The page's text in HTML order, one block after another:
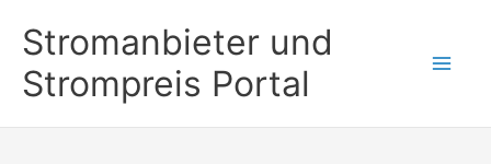
Inhalt
springen
Stromanbieter und
Strompreis Portal